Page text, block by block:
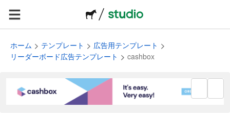
ホーム テンプレート
広告用テンプレート
リーダーボード広告テンプレート
cashbox